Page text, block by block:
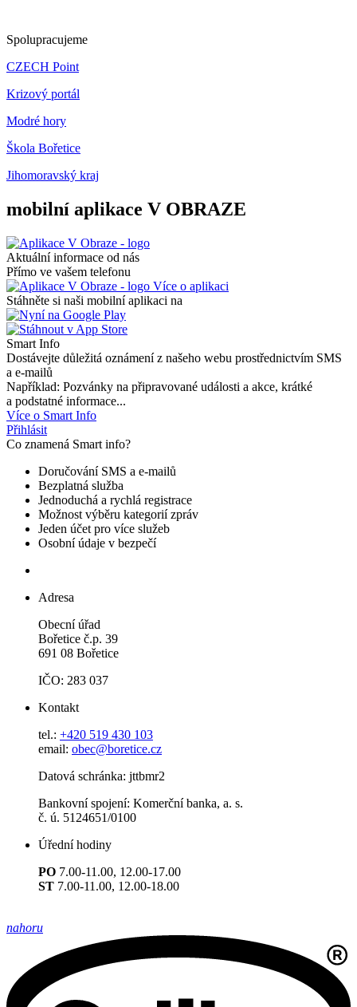
Spolupracujeme
CZECH Point
Krizový portál
Modré hory
Škola Bořetice
Jihomoravský kraj
mobilní aplikace V OBRAZE
Aktuální informace od nás
Přímo ve vašem telefonu
Více o aplikaci
Stáhněte si naši mobilní aplikaci na
Smart Info
Dostávejte důležitá oznámení z našeho webu prostřednictvím SMS
a e-mailů
Například: Pozvánky na připravované události a akce, krátké
a podstatné informace...
Více o Smart Info
Přihlásit
Co znamená Smart info?
Doručování SMS a e-mailů
Bezplatná služba
Jednoduchá a rychlá registrace
Možnost výběru kategorií zpráv
Jeden účet pro více služeb
Osobní údaje v bezpečí
Adresa
Obecní úřad
Bořetice č.p. 39
691 08 Bořetice
IČO: 283 037
Kontakt
tel.: +420 519 430 103
email: obec@boretice.cz
Datová schránka: jttbmr2
Bankovní spojení: Komerční banka, a. s.
č. ú. 5124651/0100
Úřední hodiny
PO 7.00-11.00, 12.00-17.00
ST 7.00-11.00, 12.00-18.00
nahoru